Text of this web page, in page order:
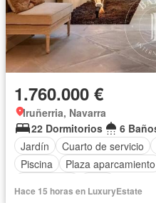
1.760.000 €
Iruñerria, Navarra
22 Dormitorios
6
Jardín
Cuarto de servicio
Piscina
Plaza aparcamiento
Hace 15 horas en LuxuryEstate